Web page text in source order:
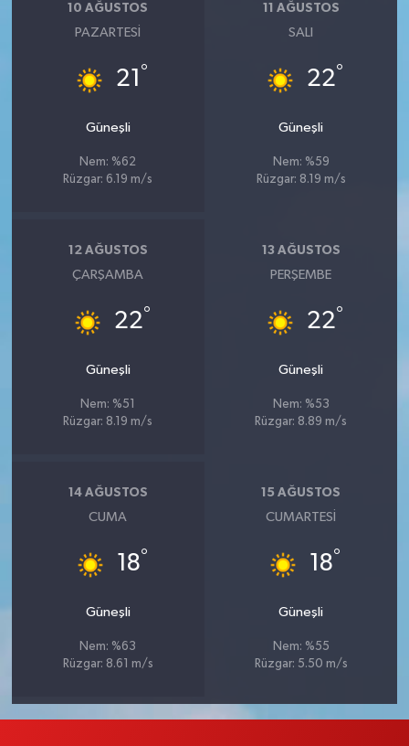
10 AĞUSTOS
PAZARTESI
21 °
Güneşli
Nem: %62
Rüzgar: 6.19 m/s
11 AĞUSTOS
SALI
22°
Güneşli
Nem: %59
Rüzgar: 8.19 m/s
12 AĞUSTOS
ÇARŞAMBA
22°
Güneşli
Nem: %51
Rüzgar: 8.19 m/s
13 AĞUSTOS
PERŞEMBE
22°
Güneşli
Nem: %53
Rüzgar: 8.89 m/s
14 AĞUSTOS
CUMA
18°
Güneşli
Nem: %63
Rüzgar: 8.61 m/s
15 AĞUSTOS
CUMARTESI
18°
Güneşli
Nem: %55
Rüzgar: 5.50 m/s